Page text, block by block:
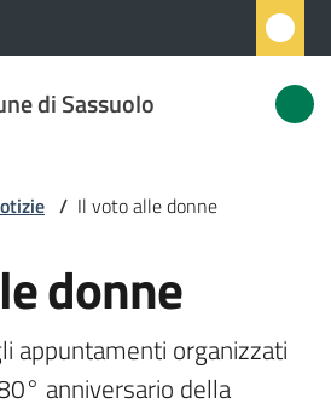
di Sassuolo
/ Il voto alle donne
donne
appuntamenti organizzati
anniversario della